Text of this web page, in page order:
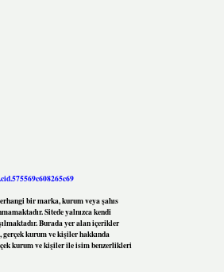
bir marka, kurum veya şahıs
Sitede yalnızca kendi
Burada yer alan içerikler
kurum ve kişiler hakkında
kurum ve kişiler ile isim benzerlikleri